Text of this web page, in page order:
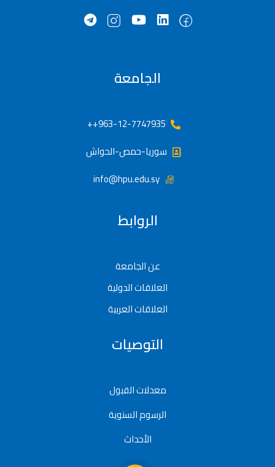
الجامعة
963-12-7747935++
سوريا-حمص-الحواش
info@hpu.edu.sy
الروابط
عن الجامعة
العلاقات الدولية
العلاقات العربية
التوصيات
معدلات القبول
الرسوم السنوية
الأحداث